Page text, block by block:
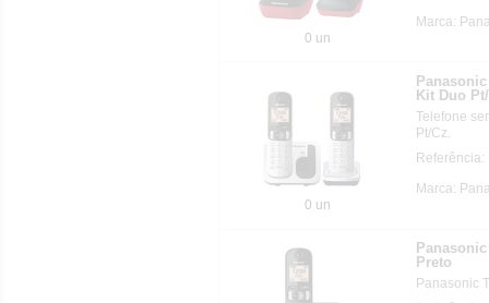
0 un
Marca:
0 un
Kit Duo
Telefone
Pt/Cz.
Referência:
Marca:
Preto
Panasonic